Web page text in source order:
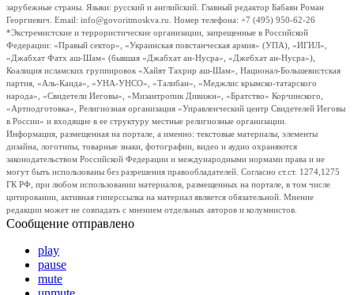
зарубежные страны. Языки: русский и английский. Главный редактор Бабаян Роман
Георгиевич. Email: info@govoritmoskva.ru. Номер телефона: +7 (495) 950-62-26
*Экстремистские и террористические организации, запрещенные в Российской
Федерации: «Правый сектор», «Украинская повстанческая армия» (УПА), «ИГИЛ»,
«Джабхат Фатх аш-Шам» (бывшая «Джабхат ан-Нусра», «Джебхат ан-Нусра»),
Коалиция исламских группировок «Хайят Тахрир аш-Шам», Национал-Большевистская
партия, «Аль-Каида», «УНА-УНСО», «Талибан», «Меджлис крымско-татарского
народа», «Свидетели Иеговы», «Мизантропик Дивижн», «Братство» Корчинского,
«Артподготовка», Религиозная организация «Управленческий центр Свидетелей Иеговы
в России» и входящие в ее структуру местные религиозные организации.
Информация, размещенная на портале, а именно: текстовые материалы, элементы
дизайна, логотипы, товарные знаки, фотографии, видео и аудио охраняются
законодательством Российской Федерации и международными нормами права и не
могут быть использованы без разрешения правообладателей. Согласно ст.ст. 1274,1275
ГК РФ, при любом использовании материалов, размещенных на портале, в том числе
цитировании, активная гиперссылка на материал является обязательной. Мнение
редакции может не совпадать с мнением отдельных авторов и колумнистов.
Сообщение отправлено
play
pause
mute